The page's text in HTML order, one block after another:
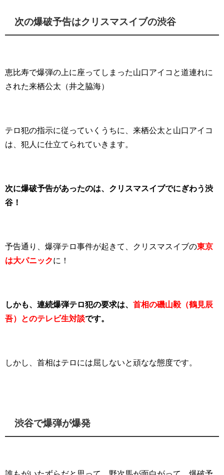
次の爆破予告はクリスマスイブの渋谷
恵比寿で爆弾の上に座ってしまった山口アイコと道連れに
された来栖公太（井之脇海）
テロ犯の指示に従っていくうちに、来栖公太と山口アイコ
は、犯人に仕立てられていきます。
次に爆破予告があったのは、クリスマスイブでにぎわう渋
谷！
予告通り、爆弾テロ事件が起きて、クリスマスイブの東京
は大パニックに！
しかも、連続爆弾テロ犯の要求は、 首相の磯山毅（鶴見辰
吾）とのテレビ生対談です。
しかし、首相はテロには屈しないと頑なな態度です。
渋谷で爆弾が爆発